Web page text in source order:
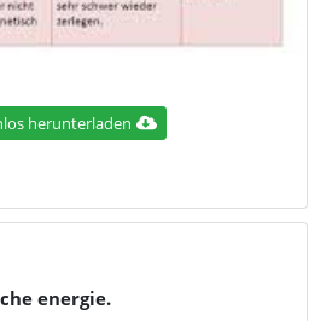
herunterladen
energie.